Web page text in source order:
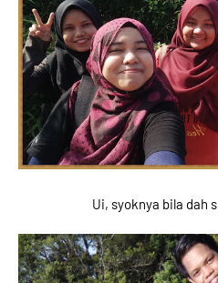
Ui, syoknya bila dah